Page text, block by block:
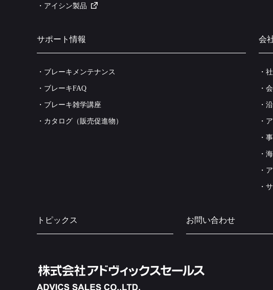
・アイシン製品
サポート情報
・ブレーキメンテナンス
・ブレーキFAQ
・ブレーキ雑学講座
・カタログ（販売促進物）
会
・
・
・
・
・
・
・
・
トピックス お問い合わせ